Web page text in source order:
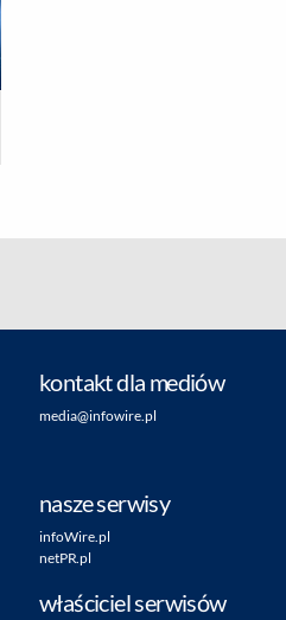
kontakt dla mediów
media@infowire.pl
nasze serwisy
infoWire.pl
netPR.pl
właściciel serwisów